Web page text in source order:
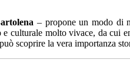
– propone un modo di
culturale molto vivace, da cui
scoprire la vera importanza